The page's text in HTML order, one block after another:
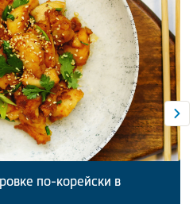
по-корейски в